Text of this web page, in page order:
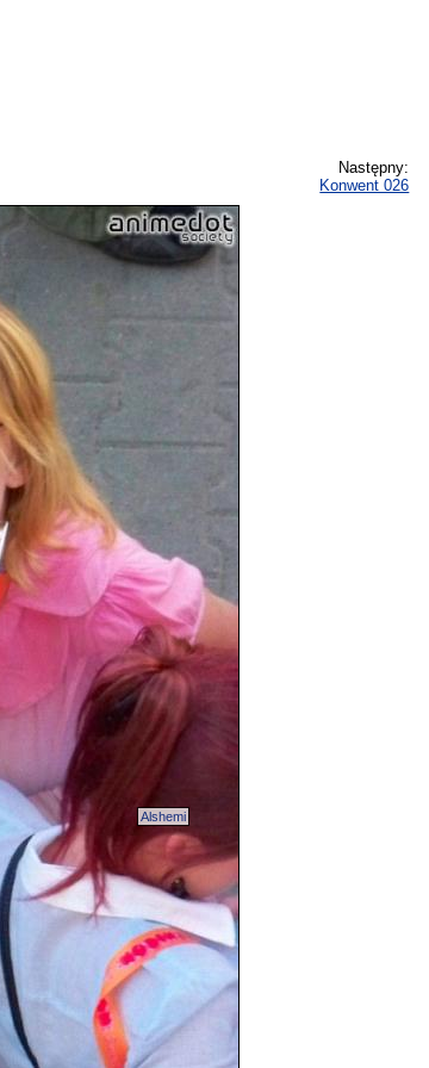
Następny:
Konwent 026
Alshemi